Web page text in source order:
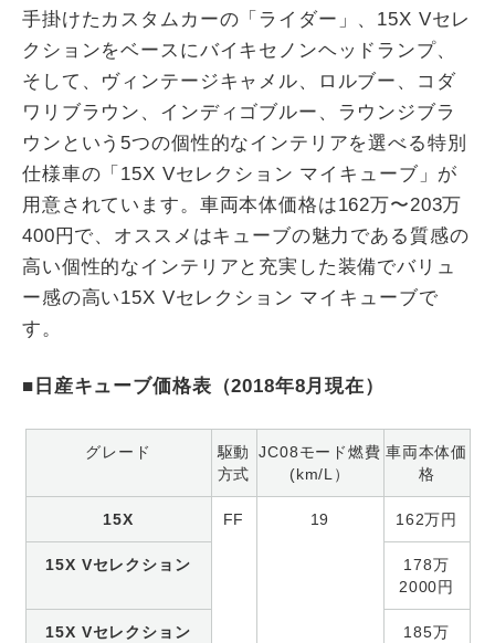
手掛けたカスタムカーの「ライダー」、15X Vセレ
クションをベースにバイキセノンヘッドランプ、
そして、ヴィンテージキャメル、ロルブー、コダ
ワリブラウン、インディゴブルー、ラウンジブラ
ウンという5つの個性的なインテリアを選べる特別
仕様車の「15X Vセレクション マイキューブ」が
用意されています。車両本体価格は162万〜203万
400円で、オススメはキューブの魅力である質感の
高い個性的なインテリアと充実した装備でバリュ
ー感の高い15X Vセレクション マイキューブで
す。
■日産キューブ価格表（2018年8月現在）
グレード
駆動
方式
JC08モード燃費
(km/L）
車両本体価
格
15X FF 19 162万円
15X Vセレクション
178万
2000円
15X Vセレクション
185万